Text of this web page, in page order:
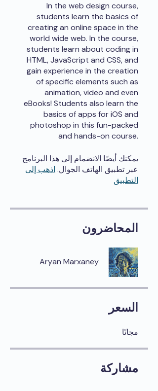
In the web design course,
students learn the basics of
creating an online space in the
world wide web. In the course,
students learn about coding in
HTML, JavaScript and CSS, and
gain experience in the creation
of specific elements such as
animation, video and even
eBooks! Students also learn the
basics of apps for iOS and
photoshop in this fun-packed
and hands-on course.
يمكنك أيضًا الانضمام إلى هذا البرنامج
عبر تطبيق الهاتف الجوال. اذهب إلى
التطبيق
المحاضرون
Aryan Marxaney
السعر
مجانًا
مشاركة